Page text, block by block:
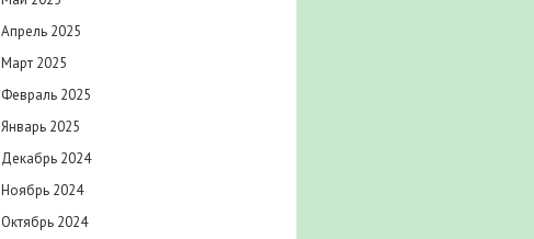
Апрель 2025
Март 2025
Февраль 2025
Январь 2025
Декабрь 2024
Ноябрь 2024
Октябрь 2024